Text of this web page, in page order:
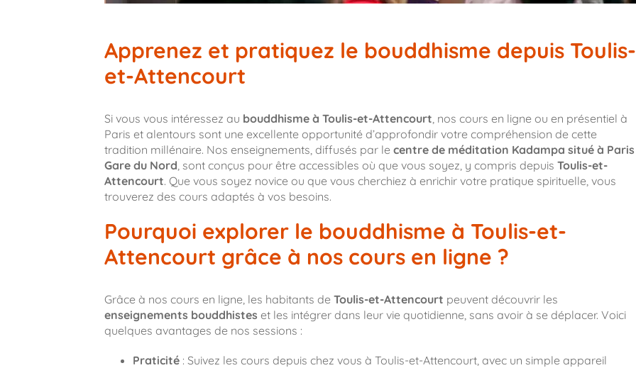
Apprenez et pratiquez le bouddhisme depuis Toulis-
et-Attencourt
Si vous vous intéressez au bouddhisme à Toulis-et-Attencourt, nos cours en ligne ou en présentiel à
Paris et alentours sont une excellente opportunité d’approfondir votre compréhension de cette
tradition millénaire. Nos enseignements, diffusés par le centre de méditation Kadampa situé à Paris
Gare du Nord, sont conçus pour être accessibles où que vous soyez, y compris depuis Toulis-et-
Attencourt. Que vous soyez novice ou que vous cherchiez à enrichir votre pratique spirituelle, vous
trouverez des cours adaptés à vos besoins.
Pourquoi explorer le bouddhisme à Toulis-et-
Attencourt grâce à nos cours en ligne ?
Grâce à nos cours en ligne, les habitants de Toulis-et-Attencourt peuvent découvrir les
enseignements bouddhistes et les intégrer dans leur vie quotidienne, sans avoir à se déplacer. Voici
quelques avantages de nos sessions :
Praticité: Suivez les cours depuis chez vous à Toulis-et-Attencourt, avec un simple appareil